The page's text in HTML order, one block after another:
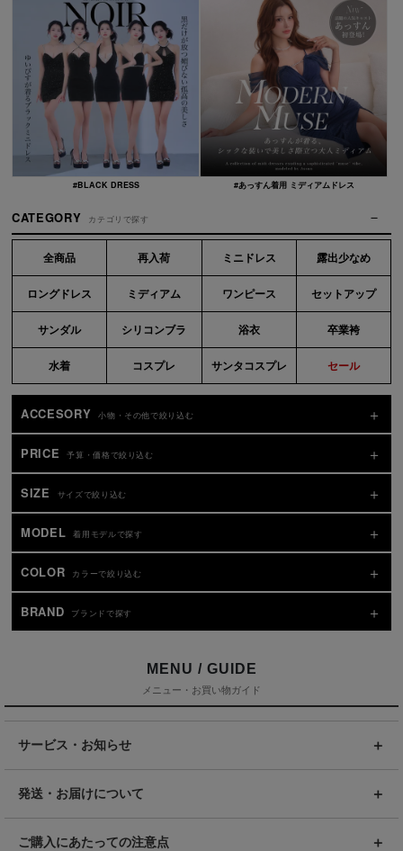
#BLACK DRESS #あっすん着用 ミディアムドレス
CATEGORY カテゴリで探す
全商品 再入荷 ミニドレス 露出少なめ
ロングドレス ミディアム ワンピース セットアップ
サンダル シリコンブラ 浴衣 卒業袴
水着 コスプレ サンタコスプレ セール
ACCESORY 小物・その他で絞り込む
PRICE 予算・価格で絞り込む
SIZE サイズで絞り込む
MODEL 着用モデルで探す
COLOR カラーで絞り込む
BRAND ブランドで探す
MENU / GUIDE
メニュー・お買い物ガイド
サービス・お知らせ
発送・お届けについて
ご購入にあたっての注意点